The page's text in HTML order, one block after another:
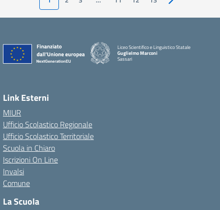
Pagina
Liceo Scientifico e Linguistico Statale
Guglielmo Marconi
Sassari
Link Esterni
MIUR
Ufficio Scolastico Regionale
Ufficio Scolastico Territoriale
Scuola in Chiaro
Iscrizioni On Line
Invalsi
Comune
La Scuola